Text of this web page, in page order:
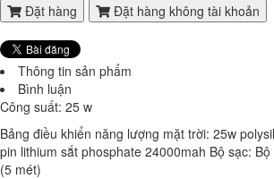
Laptop Dell Latitude E7480 - Intel Core i5-
14'
9.700.000 đ8,100,000 đ
Laptop Dell Latitude E7480 - Intel Core i5-
SSD120g-14'
9.150.000 đ8,300,000 đ
Laptop Dell Latitude E7280 - Intel Core i5-
Đặt hàng
Đặt hàng không tài khoản
Thông tin sản phẩm
Bình luận
Công suất: 25 w
Bảng điều khiển năng lượng mặt trời: 25w
pin lithium sắt phosphate 24000mah Bộ sạc:
(5 mét)